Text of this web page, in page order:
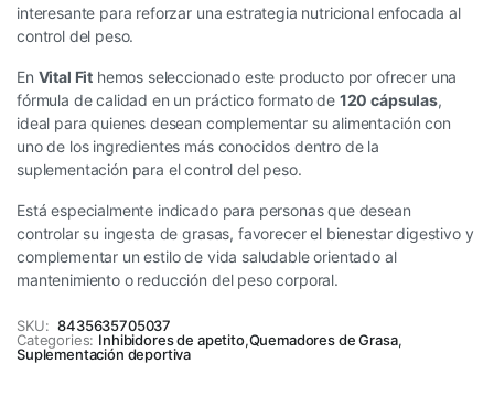
interesante para reforzar una estrategia nutricional enfocada al
control del peso.
En Vital Fit hemos seleccionado este producto por ofrecer una
fórmula de calidad en un práctico formato de 120 cápsulas,
ideal para quienes desean complementar su alimentación con
uno de los ingredientes más conocidos dentro de la
suplementación para el control del peso.
Está especialmente indicado para personas que desean
controlar su ingesta de grasas, favorecer el bienestar digestivo y
complementar un estilo de vida saludable orientado al
mantenimiento o reducción del peso corporal.
SKU: 8435635705037
Categories: Inhibidores de apetito,Quemadores de Grasa,
Suplementación deportiva